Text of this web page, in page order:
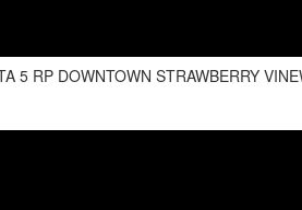
DOWNTOWN STRAWBERRY